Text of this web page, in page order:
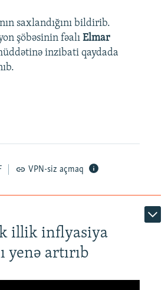
saxlandığını bildirib.
şöbəsinin fəalı Elmar
inzibati qaydada
VPN-siz açmaq
illik inflyasiya
yenə artırıb